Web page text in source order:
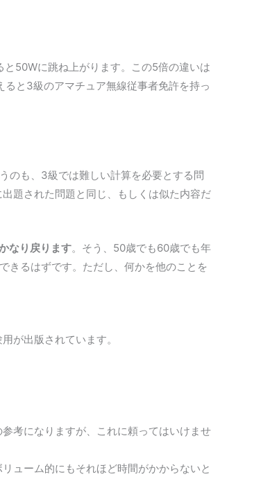
50Wに跳ね上がります。この5倍の違いは
と3級のアマチュア無線従事者免許を持っ
のも、3級では難しい計算を必要とする問
題された問題と同じ、もしくは似た内容だ
なり戻ります。そう、50歳でも60歳でも年
きるはずです。ただし、何かを他のことを
が出版されています。
考になりますが、これに頼ってはいけませ
ューム的にもそれほど時間がかからないと